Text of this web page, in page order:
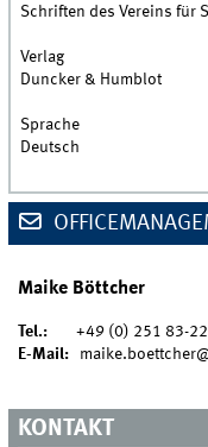
Schriften des Vereins für
Verlag
Duncker & Humblot
Sprache
Deutsch
Maike Böttcher
Tel.: +49 (0) 251 83-22
E-Mail:
KONTAKT